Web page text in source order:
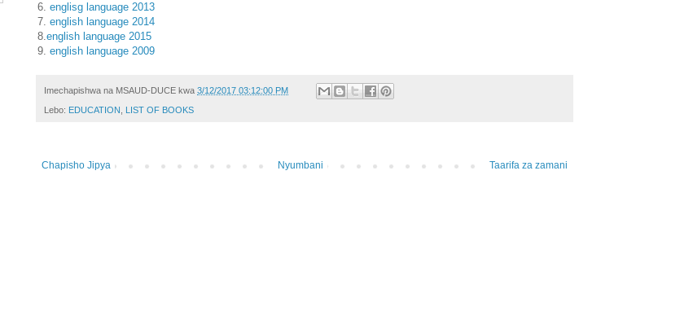
6. englisg language 2013
7. english language 2014
8.english language 2015
9. english language 2009
Imechapishwa na MSAUD-DUCE kwa 3/12/2017 03:12:00 PM
Lebo: EDUCATION, LIST OF BOOKS
Chapisho Jipya Taarifa za zamani
Nyumbani